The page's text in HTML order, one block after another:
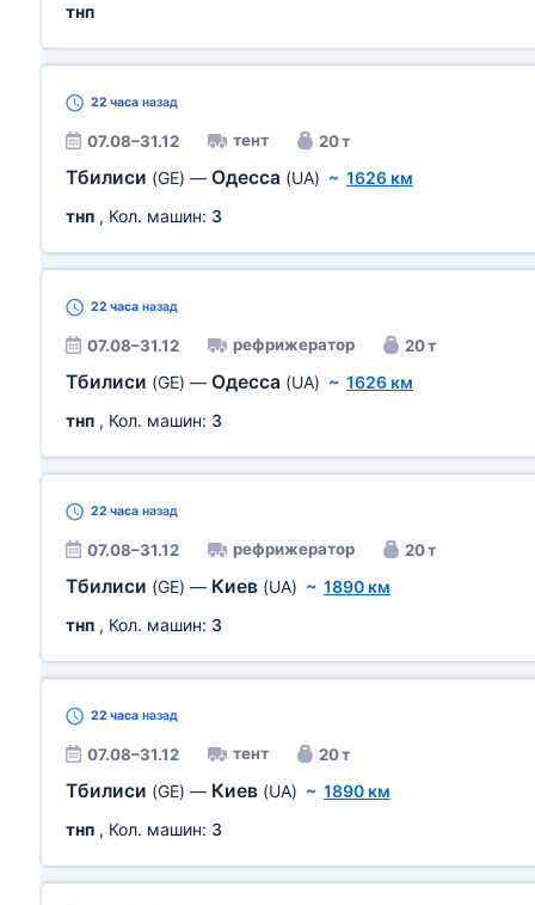
тнп
22 часа назад
07.08–31.12 тент 20 т
Тбилиси (GE) — Одесса (UA) ~ 1626 км
тнп , Кол. машин: 3
22 часа назад
07.08–31.12 рефрижератор 20 т
Тбилиси (GE) — Одесса (UA) ~ 1626 км
тнп , Кол. машин: 3
22 часа назад
07.08–31.12 рефрижератор 20 т
Тбилиси (GE) — Киев (UA) ~ 1890 км
тнп , Кол. машин: 3
22 часа назад
07.08–31.12 тент 20 т
Тбилиси (GE) — Киев (UA) ~ 1890 км
тнп , Кол. машин: 3